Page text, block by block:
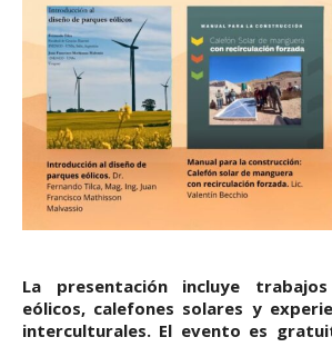
La presentación incluye
eólicos, calefones solares y
interculturales. El evento es